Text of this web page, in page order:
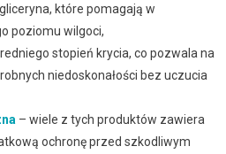
które pomagają w
poziomu wilgoci,
stopień krycia, co pozwala na
niedoskonałości bez uczucia
– wiele z tych produktów zawiera
ochronę przed szkodliwym